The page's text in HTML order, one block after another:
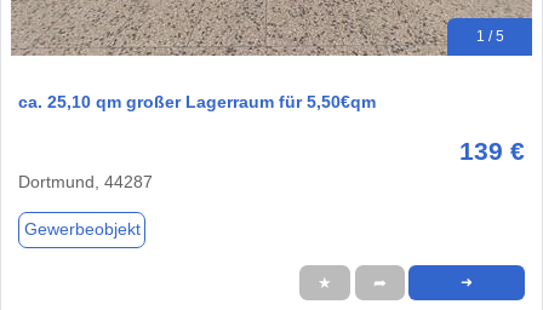
1 / 5
ca. 25,10 qm großer Lagerraum für 5,50€qm
139 €
Dortmund, 44287
Gewerbeobjekt
★ ➦ ➜